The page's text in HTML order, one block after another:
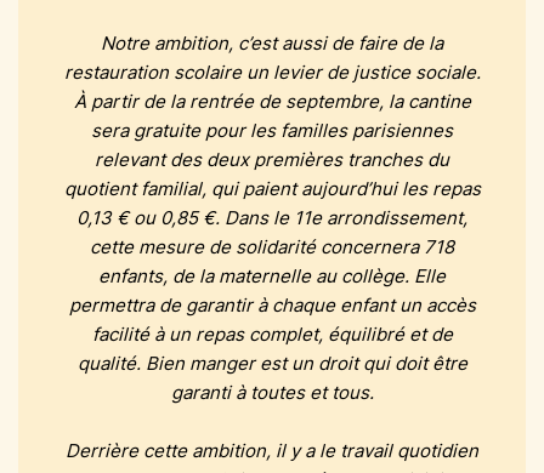
Notre ambition, c’est aussi de faire de la
restauration scolaire un levier de justice sociale.
À partir de la rentrée de septembre, la cantine
sera gratuite pour les familles parisiennes
relevant des deux premières tranches du
quotient familial, qui paient aujourd’hui les repas
0,13 € ou 0,85 €. Dans le 11e arrondissement,
cette mesure de solidarité concernera 718
enfants, de la maternelle au collège. Elle
permettra de garantir à chaque enfant un accès
facilité à un repas complet, équilibré et de
qualité. Bien manger est un droit qui doit être
garanti à toutes et tous.
Derrière cette ambition, il y a le travail quotidien